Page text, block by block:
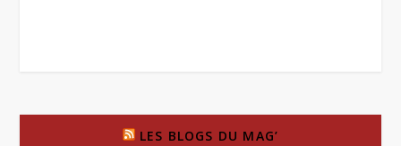
LES BLOGS DU MAG’